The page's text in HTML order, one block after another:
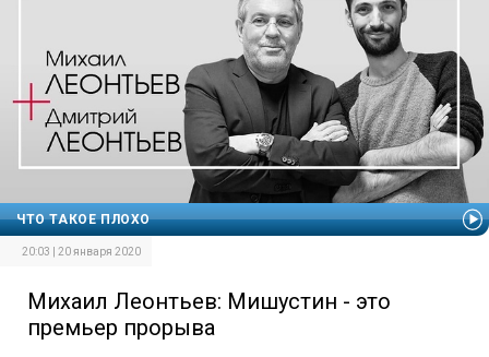
ЧТО ТАКОЕ ПЛОХО
20:03 | 20 января 2020
Михаил Леонтьев: Мишустин - это
премьер прорыва